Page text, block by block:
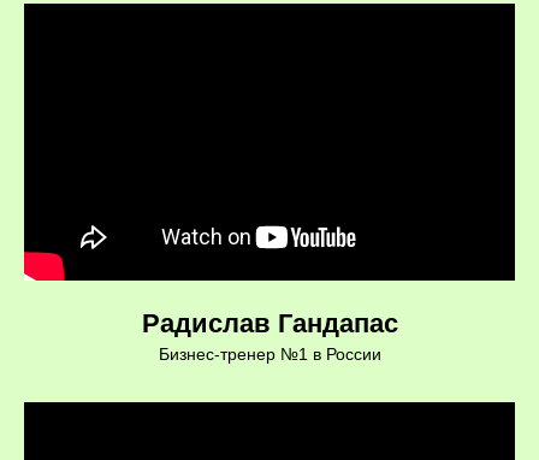
Радислав Гандапас
Бизнес-тренер №1 в России